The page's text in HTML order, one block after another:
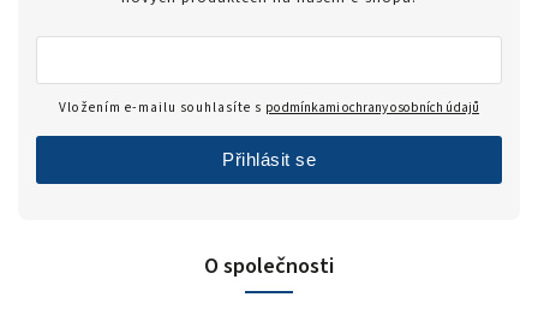
O společnosti
Vložením e-mailu souhlasíte s podmínkami ochrany osobních údajů
Přihlásit se